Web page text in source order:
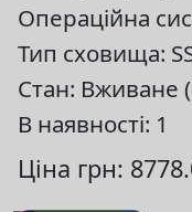
Операційна
Тип сховища:
Стан: Вживане
В наявності: 1
Ціна грн: